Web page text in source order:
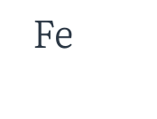
Fe